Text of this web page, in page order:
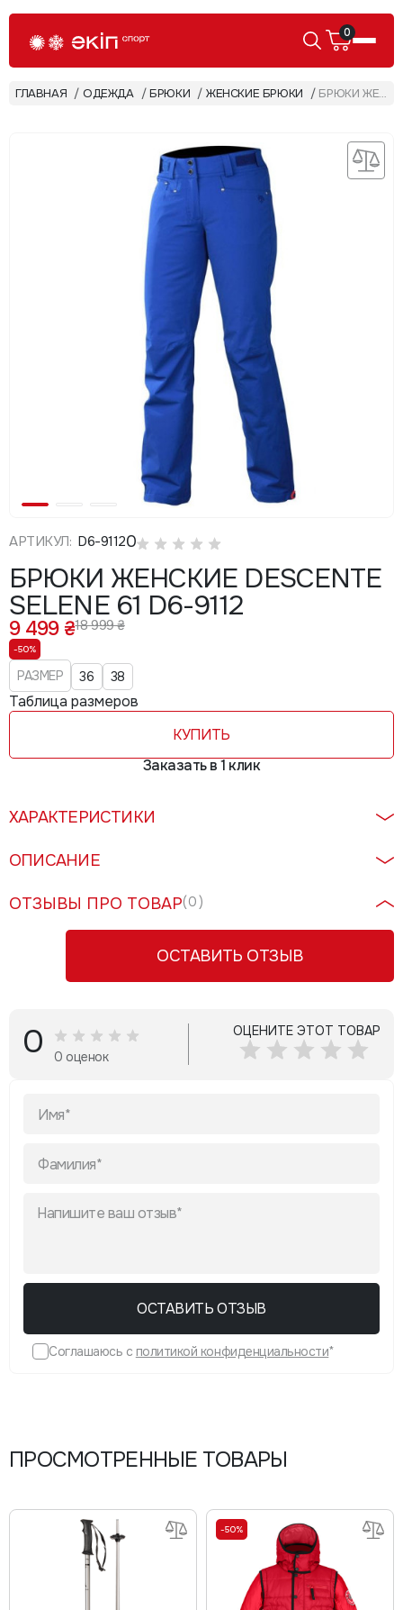
0
ГЛАВНАЯ ОДЕЖДА БРЮКИ ЖЕНСКИЕ БРЮКИ БРЮКИ ЖЕНСКИЕ DESCENTE SELENE 61 D6-9112
АРТИКУЛ: D6-91120
БРЮКИ ЖЕНСКИЕ DESCENTE
SELENE 61 D6-9112
9 499 ₴18 999 ₴
-50%
РАЗМЕР 36 38
Таблица размеров
КУПИТЬ
Заказать в 1 клик
ХАРАКТЕРИСТИКИ
ОПИСАНИЕ
ОТЗЫВЫ ПРО ТОВАР( 0 )
ОСТАВИТЬ ОТЗЫВ
0 0 оценок
ОЦЕНИТЕ ЭТОТ ТОВАР
Имя*
Фамилия*
ОСТАВИТЬ ОТЗЫВ
Соглашаюсь с политикой конфиденциальности*
ПРОСМОТРЕННЫЕ ТОВАРЫ
-50%